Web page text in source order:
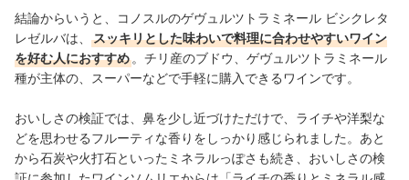
る。
加藤結羽のプロフィール
結論からいうと、コノスルのゲヴュルツトラミネール ビシクレタ
レゼルバは、
スッキリとした味わいで料理に合わせやすいワイン
を好む人におすすめ 。チリ産のブドウ、ゲヴュルツトラミネール
種が主体の、スーパーなどで手軽に購入できるワインです。
おいしさの検証では、鼻を少し近づけただけで、ライチや洋梨な
どを思わせるフルーティな香りをしっかり感じられました。あと
から石炭や火打石といったミネラルっぽさも続き、おいしさの検